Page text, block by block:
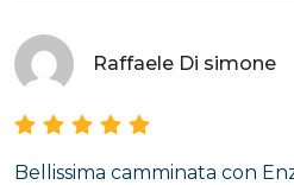
Raffaele Di simone
Bellissima camminata con